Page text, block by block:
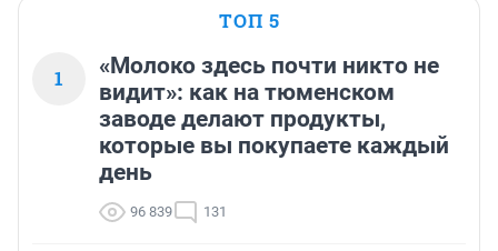
ТОП 5
1
«Молоко здесь почти никто не
видит»: как на тюменском
заводе делают продукты,
которые вы покупаете каждый
день
96 839 131